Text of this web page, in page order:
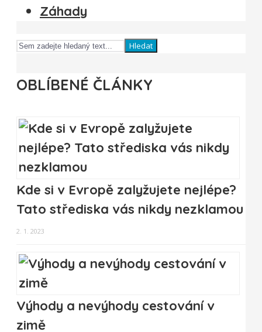
Záhady
Hledat
OBLÍBENÉ ČLÁNKY
Kde si v Evropě zalyžujete nejlépe?
Tato střediska vás nikdy nezklamou
2. 1. 2023
Výhody a nevýhody cestování v
zimě